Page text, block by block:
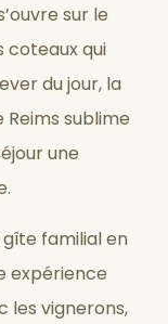
sur le
coteaux qui
du jour, la
sublime
une
familial en
expérience
vignerons,